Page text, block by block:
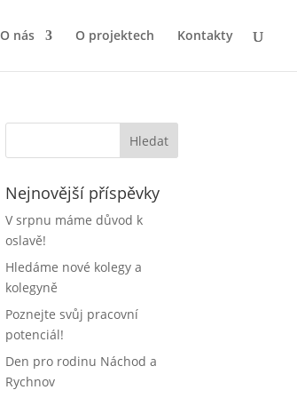
O nás O projektech Kontakty
Nejnovější příspěvky
V srpnu máme důvod k
oslavě!
Hledáme nové kolegy a
kolegyně
Poznejte svůj pracovní
potenciál!
Den pro rodinu Náchod a
Rychnov